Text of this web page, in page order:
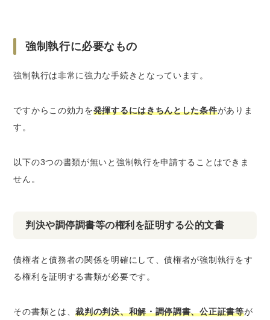
強制執行に必要なもの
強制執行は非常に強力な手続きとなっています。
ですからこの効力を発揮するにはきちんとした条件がありま
す。
以下の3つの書類が無いと強制執行を申請することはできま
せん。
判決や調停調書等の権利を証明する公的文書
債権者と債務者の関係を明確にして、債権者が強制執行をす
る権利を証明する書類が必要です。
その書類とは、裁判の判決、和解・調停調書、公正証書等が